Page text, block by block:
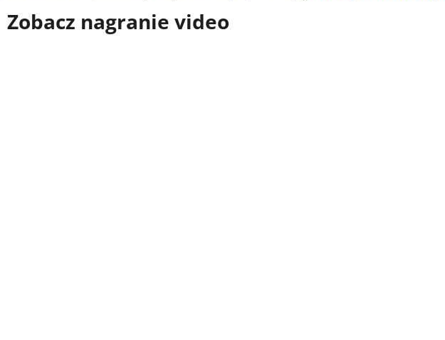
Zobacz nagranie video